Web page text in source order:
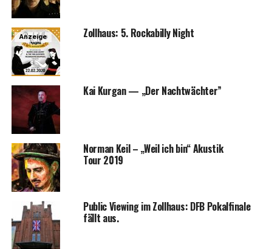
Anzeige Zoll­haus: 5. Rocka­bil­ly Night
Kai Kur­gan — „Der Nachtwächter”
Nor­man Keil – „Weil ich bin“ Akus­tik
Tour 2019
Public Vie­w­ing im Zoll­haus: DFB Pokal­fi­na­le
fällt aus.